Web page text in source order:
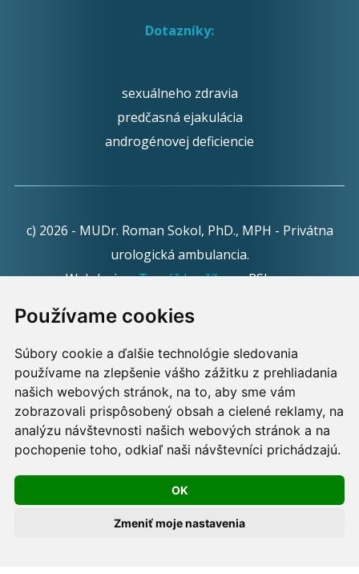
Používame cookies
Súbory cookie a ďalšie technológie sledovania
používame na zlepšenie vášho zážitku z prehliadania
našich webových stránok, na to, aby sme vám
zobrazovali prispôsobený obsah a cielené reklamy, na
analýzu návštevnosti našich webových stránok a na
pochopenie toho, odkiaľ naši návštevníci prichádzajú.
OK
Zmeniť moje nastavenia
Dotazníky:
sexuálneho zdravia
predčasná ejakulácia
androgénovej deficiencie
c) 2026 - MUDr. Roman Sokol, PhD., MPH - Privátna
urologická ambulancia.
Webdesign:Tomáš Levčíkpre RSbros.
Informačná povinnosť -Ochrana osobných údajov v
podmienkach prevádzkovateľa.
Používame cookies -nastavenie cookies.
Skopírovaním textu alebo časti textu z akejkoľvek
stránky tohto webu a jeho umiestnením na iný web
porušíte práva MUDr. Romana Sokola, PhD., MPH, ako
aj práva ďalších osôb zúčastnených na tvorbe obsahu
pre tento web.